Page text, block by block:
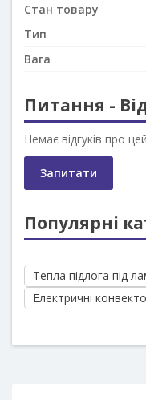
Стан товару
Тип
Вага
Питання -
Немає відгуків про
Запитати
Популярні
Тепла підлога під
Електричні